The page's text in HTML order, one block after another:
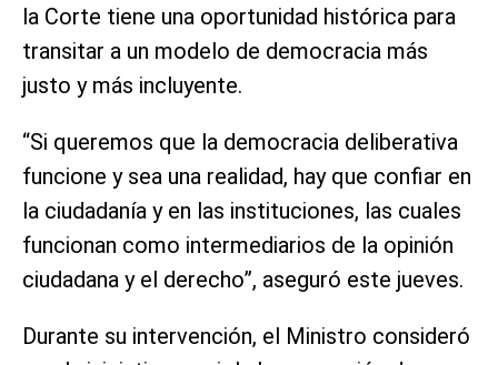
la Corte tiene una oportunidad histórica para
transitar a un modelo de democracia más
justo y más incluyente.
“Si queremos que la democracia deliberativa
funcione y sea una realidad, hay que confiar en
la ciudadanía y en las instituciones, las cuales
funcionan como intermediarios de la opinión
ciudadana y el derecho”, aseguró este jueves.
Durante su intervención, el Ministro consideró